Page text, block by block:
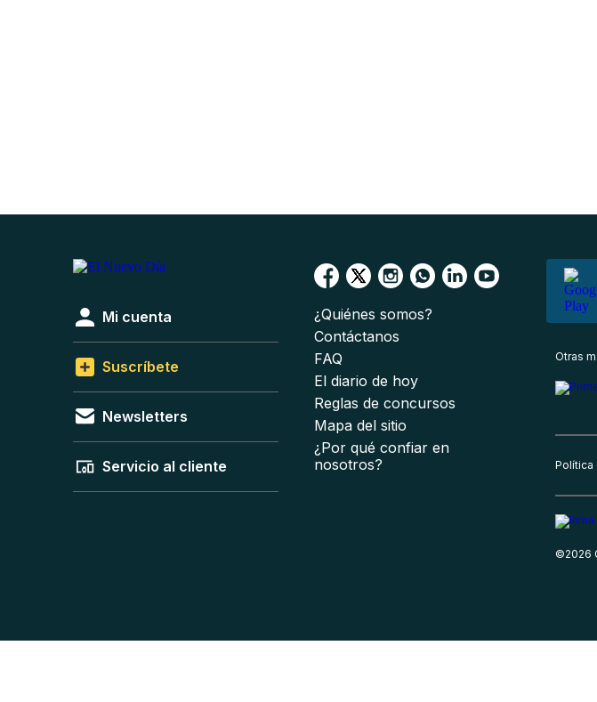
Mi cuenta
Suscríbete
Newsletters
Servicio al cliente
¿Quiénes somos?
Contáctanos
FAQ
El diario de hoy
Reglas de concursos
Mapa del sitio
¿Por qué confiar en
nosotros?
Otras
Política
©2026